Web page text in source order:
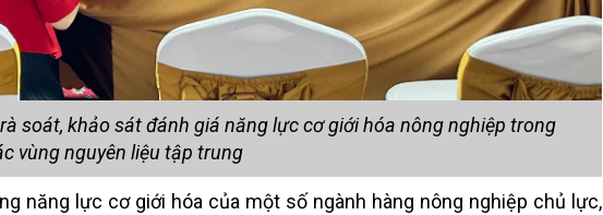
soát, khảo sát đánh giá năng lực cơ giới hóa nông nghiệp trong
vùng nguyên liệu tập trung
năng lực cơ giới hóa của một số ngành hàng nông nghiệp chủ lực,